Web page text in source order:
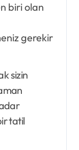
biri olan
gerekir
sizin
tatil